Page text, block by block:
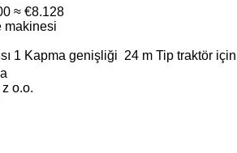
≈ €8.128
makinesi
1 Kapma genişliği 24 m Tip traktör için
o.o.